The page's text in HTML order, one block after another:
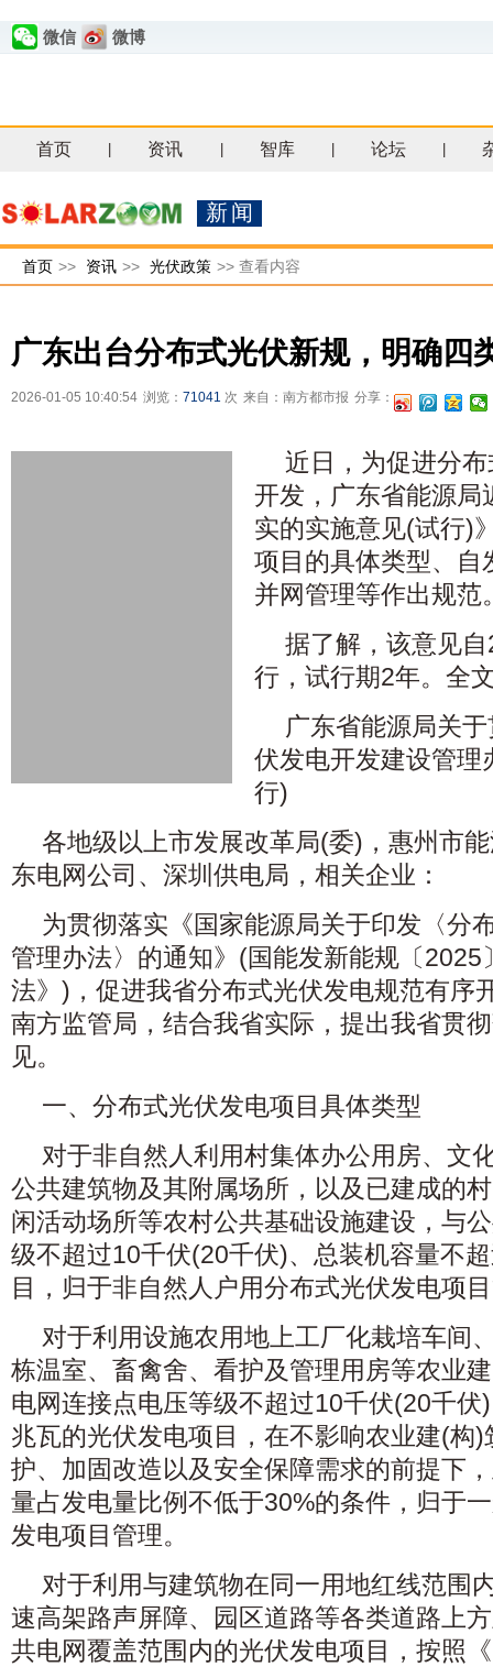
微信 微博
首页 资讯 智库 论坛
新闻
首页 >> 资讯 >> 光伏政策 >> 查看内容
广东出台分布式光伏新规，明确四
2026-01-05 10:40:54 浏览： 71041 次 来自：南方都市报 分享：
近日，为促进分
开发，广东省能源局
实的实施意见(试行)
项目的具体类型、自
并网管理等作出规范
据了解，该意见
行，试行期2年。全
广东省能源局关
伏发电开发建设管理
行)
各地级以上市发展改革局(委)，惠州市
东电网公司、深圳供电局，相关企业：
为贯彻落实《国家能源局关于印发〈分
管理办法〉的通知》(国能发新能规〔2025
法》)，促进我省分布式光伏发电规范有序
南方监管局，结合我省实际，提出我省贯
见。
一、分布式光伏发电项目具体类型
对于非自然人利用村集体办公用房、文
公共建筑物及其附属场所，以及已建成的
闲活动场所等农村公共基础设施建设，与
级不超过10千伏(20千伏)、总装机容量不
目，归于非自然人户用分布式光伏发电项
对于利用设施农用地上工厂化栽培车间
栋温室、畜禽舍、看护及管理用房等农业
电网连接点电压等级不超过10千伏(20千
兆瓦的光伏发电项目，在不影响农业建(构
护、加固改造以及安全保障需求的前提下
量占发电量比例不低于30%的条件，归于
发电项目管理。
对于利用与建筑物在同一用地红线范围
速高架路声屏障、园区道路等各类道路上
共电网覆盖范围内的光伏发电项目，按照